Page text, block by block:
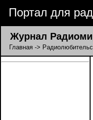
Портал для
Журнал
Главная ->